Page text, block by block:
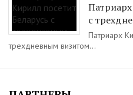
с
Патриарх
трехдневным визитом...